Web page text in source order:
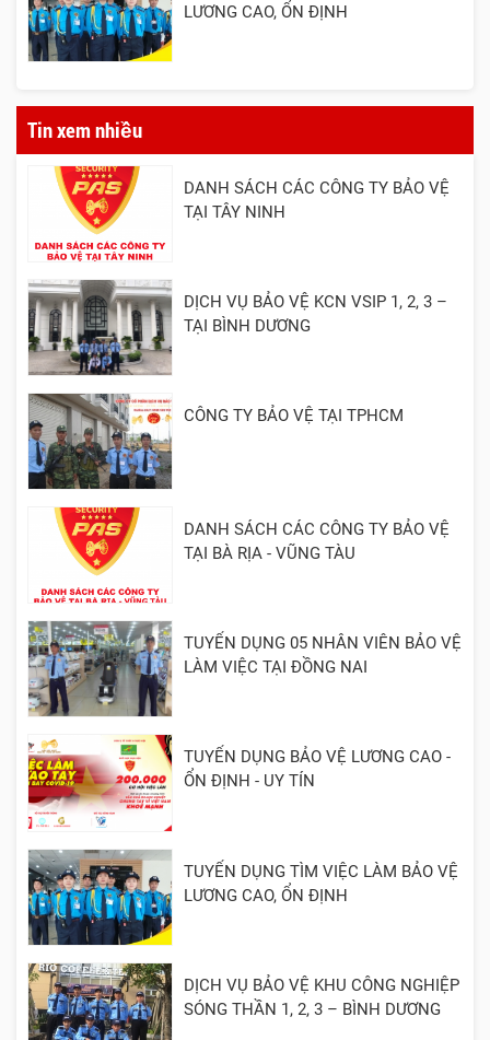
LƯƠNG CAO, ỔN ĐỊNH
Tin xem nhiều
DANH SÁCH CÁC CÔNG TY BẢO VỆ
TẠI TÂY NINH
DỊCH VỤ BẢO VỆ KCN VSIP 1, 2, 3 –
TẠI BÌNH DƯƠNG
CÔNG TY BẢO VỆ TẠI TPHCM
DANH SÁCH CÁC CÔNG TY BẢO VỆ
TẠI BÀ RỊA - VŨNG TÀU
TUYỂN DỤNG 05 NHÂN VIÊN BẢO VỆ
LÀM VIỆC TẠI ĐỒNG NAI
TUYỂN DỤNG BẢO VỆ LƯƠNG CAO -
ỔN ĐỊNH - UY TÍN
TUYỂN DỤNG TÌM VIỆC LÀM BẢO VỆ
LƯƠNG CAO, ỔN ĐỊNH
DỊCH VỤ BẢO VỆ KHU CÔNG NGHIỆP
SÓNG THẦN 1, 2, 3 – BÌNH DƯƠNG